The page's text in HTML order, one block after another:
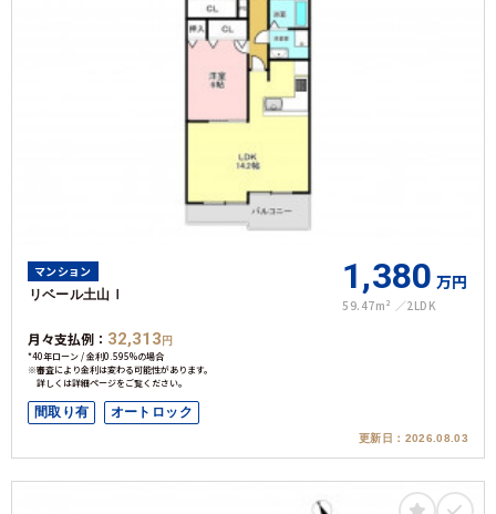
マンション
リベール土山Ⅰ 1,380 万円
59.47m² 2LDK
月々支払例： 32,313 円
*40年ローン / 金利0.595%の場合
※審査により金利は変わる可能性があります。
詳しくは詳細ページをご覧ください。
間取り有 オートロック
更新日： 2026.08.03